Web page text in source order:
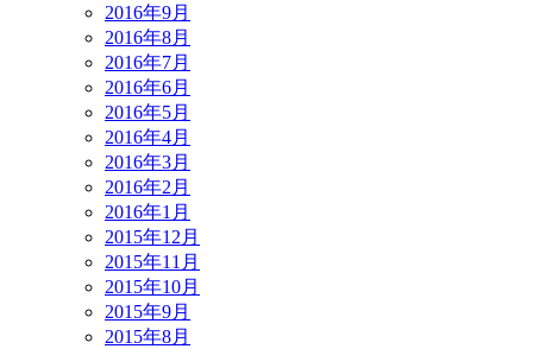
2016年9月
2016年8月
2016年7月
2016年6月
2016年5月
2016年4月
2016年3月
2016年2月
2016年1月
2015年12月
2015年11月
2015年10月
2015年9月
2015年8月